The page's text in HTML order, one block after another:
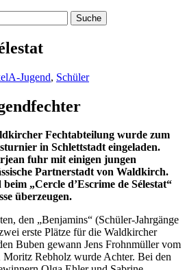
A-Jugend, Schüler
Fechtabteilung wurde zum
in Schlettstadt eingeladen.
fuhr mit einigen jungen
Partnerstadt von Waldkirch.
„Cercle d’Escrime de Sélestat“
überzeugen.
den „Benjamins“ (Schüler-Jahrgänge
erste Plätze für die Waldkircher
Buben gewann Jens Frohnmüller vom
Rebholz wurde Achter. Bei den